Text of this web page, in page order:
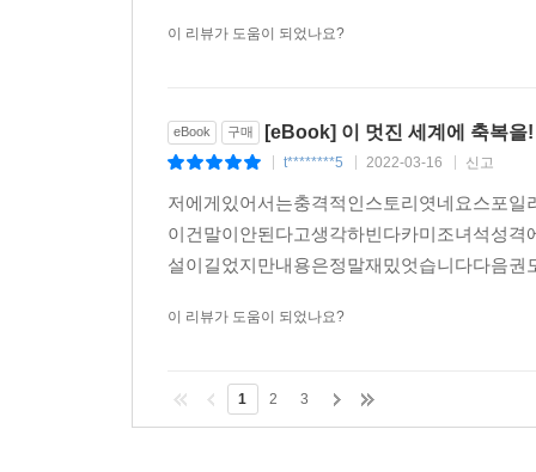
이 리뷰가 도움이 되었나요?
eBook 구매 [eBook] 이 멋진 세계에 축복을
t********5 2022-03-16 신고
저에게있어서는충격적인스토리엿네요스포
이건말이안된다고생각하빈다카미조녀석성
설이길었지만내용은정말재밌엇습니다다음
이 리뷰가 도움이 되었나요?
1 2 3